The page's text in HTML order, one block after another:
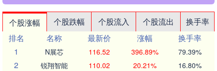
个股涨幅 个股跌幅 个股流入 个股流出
换手率
排名
名称 最新价 涨幅
换手率
1
N展芯 116.52 396.89% 79.39%
2 锐翔智能 110.02 20.21% 16.80%